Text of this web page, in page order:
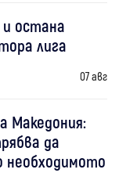
остана
лига
07 авг
Македония:
да
необходимото